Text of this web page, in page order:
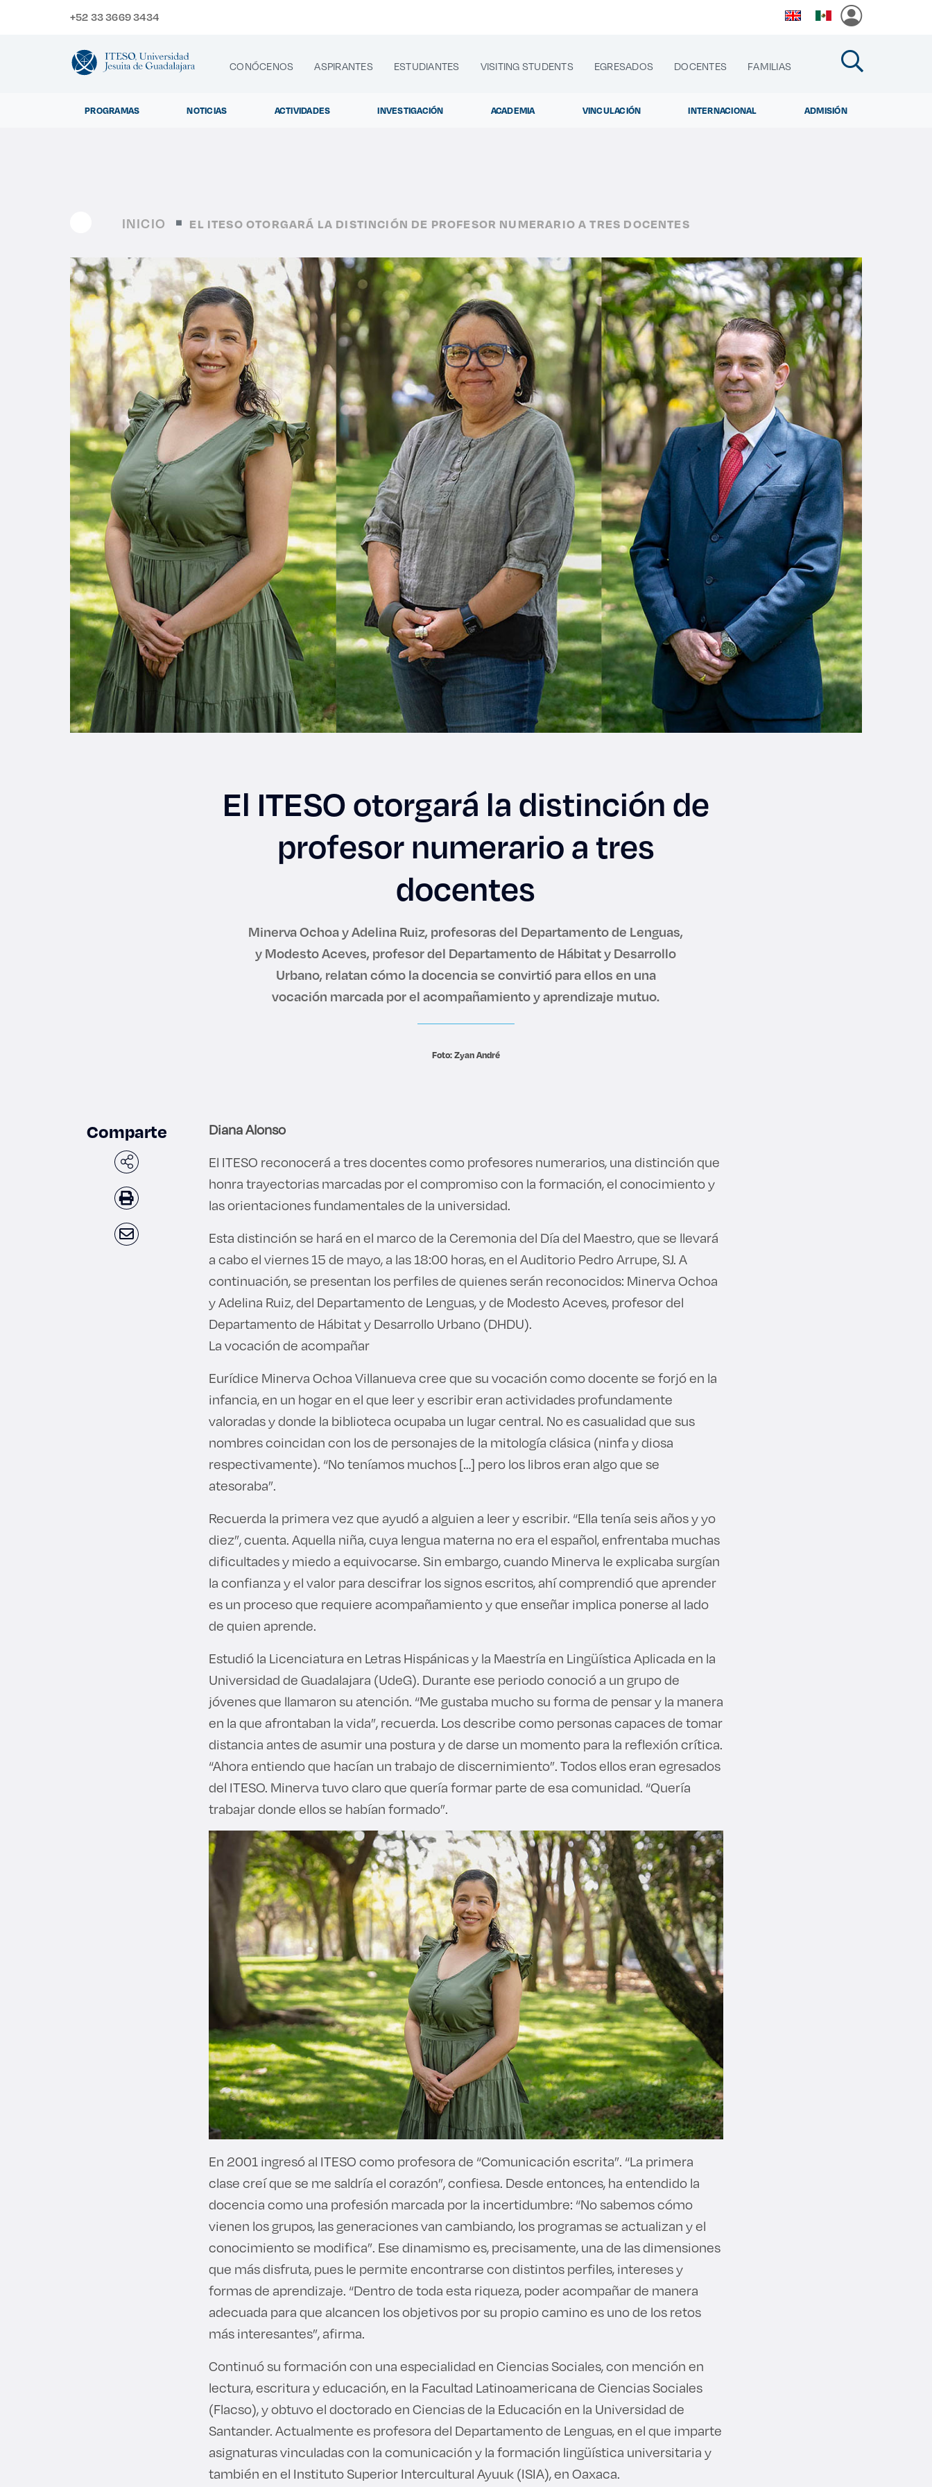
+52 33 3669 3434
CONÓCENOS ASPIRANTES ESTUDIANTES VISITING STUDENTS EGRESADOS DOCENTES FAMILIAS
PROGRAMAS NOTICIAS ACTIVIDADES INVESTIGACIÓN ACADEMIA VINCULACIÓN INTERNACIONAL ADMISIÓN
Diplomados y Curs|
Enlaces de interés
Aspirantes
Becas
Graduaciones
CRUCE
Derecho
Lo más buscado
Carreras
Derecho
Prepa ITESO
Becas
Sustentabilidad
INICIO EL ITESO OTORGARÁ LA DISTINCIÓN DE PROFESOR NUMERARIO A TRES DOCENTES
El ITESO otorgará la distinción de
profesor numerario a tres
docentes
Minerva Ochoa y Adelina Ruiz, profesoras del Departamento de Lenguas,
y Modesto Aceves, profesor del Departamento de Hábitat y Desarrollo
Urbano, relatan cómo la docencia se convirtió para ellos en una
vocación marcada por el acompañamiento y aprendizaje mutuo.
Foto: Zyan André
Comparte
Diana Alonso
El ITESO reconocerá a tres docentes como profesores numerarios, una distinción que
honra trayectorias marcadas por el compromiso con la formación, el conocimiento y
las orientaciones fundamentales de la universidad.
Esta distinción se hará en el marco de la Ceremonia del Día del Maestro, que se llevará
a cabo el viernes 15 de mayo, a las 18:00 horas, en el Auditorio Pedro Arrupe, SJ. A
continuación, se presentan los perfiles de quienes serán reconocidos: Minerva Ochoa
y Adelina Ruiz, del Departamento de Lenguas, y de Modesto Aceves, profesor del
Departamento de Hábitat y Desarrollo Urbano (DHDU).
La vocación de acompañar
Eurídice Minerva Ochoa Villanueva cree que su vocación como docente se forjó en la
infancia, en un hogar en el que leer y escribir eran actividades profundamente
valoradas y donde la biblioteca ocupaba un lugar central. No es casualidad que sus
nombres coincidan con los de personajes de la mitología clásica (ninfa y diosa
respectivamente). “No teníamos muchos […] pero los libros eran algo que se
atesoraba”.
Recuerda la primera vez que ayudó a alguien a leer y escribir. “Ella tenía seis años y yo
diez”, cuenta. Aquella niña, cuya lengua materna no era el español, enfrentaba muchas
dificultades y miedo a equivocarse. Sin embargo, cuando Minerva le explicaba surgían
la confianza y el valor para descifrar los signos escritos, ahí comprendió que aprender
es un proceso que requiere acompañamiento y que enseñar implica ponerse al lado
de quien aprende.
Estudió la Licenciatura en Letras Hispánicas y la Maestría en Lingüística Aplicada en la
Universidad de Guadalajara (UdeG). Durante ese periodo conoció a un grupo de
jóvenes que llamaron su atención. “Me gustaba mucho su forma de pensar y la manera
en la que afrontaban la vida”, recuerda. Los describe como personas capaces de tomar
distancia antes de asumir una postura y de darse un momento para la reflexión crítica.
“Ahora entiendo que hacían un trabajo de discernimiento”. Todos ellos eran egresados
del ITESO. Minerva tuvo claro que quería formar parte de esa comunidad. “Quería
trabajar donde ellos se habían formado”.
En 2001 ingresó al ITESO como profesora de “Comunicación escrita”. “La primera
clase creí que se me saldría el corazón”, confiesa. Desde entonces, ha entendido la
docencia como una profesión marcada por la incertidumbre: “No sabemos cómo
vienen los grupos, las generaciones van cambiando, los programas se actualizan y el
conocimiento se modifica”. Ese dinamismo es, precisamente, una de las dimensiones
que más disfruta, pues le permite encontrarse con distintos perfiles, intereses y
formas de aprendizaje. “Dentro de toda esta riqueza, poder acompañar de manera
adecuada para que alcancen los objetivos por su propio camino es uno de los retos
más interesantes”, afirma.
Continuó su formación con una especialidad en Ciencias Sociales, con mención en
lectura, escritura y educación, en la Facultad Latinoamericana de Ciencias Sociales
(Flacso), y obtuvo el doctorado en Ciencias de la Educación en la Universidad de
Santander. Actualmente es profesora del Departamento de Lenguas, en el que imparte
asignaturas vinculadas con la comunicación y la formación lingüística universitaria y
también en el Instituto Superior Intercultural Ayuuk (ISIA), en Oaxaca.